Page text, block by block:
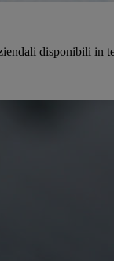
disponibili in